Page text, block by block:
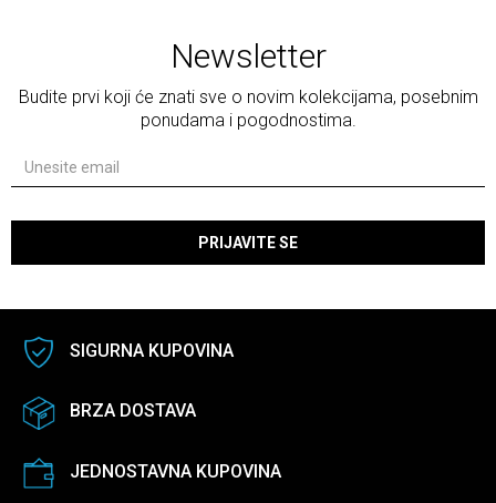
Newsletter
Budite prvi koji će znati sve o novim kolekcijama, posebnim
ponudama i pogodnostima.
PRIJAVITE SE
SIGURNA KUPOVINA
BRZA DOSTAVA
JEDNOSTAVNA KUPOVINA